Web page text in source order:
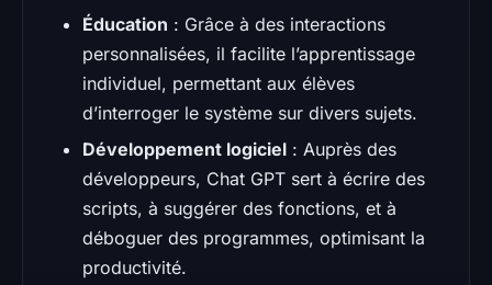
Éducation : Grâce à des interactions
personnalisées, il facilite l’apprentissage
individuel, permettant aux élèves
d’interroger le système sur divers sujets.
Développement logiciel : Auprès des
développeurs, Chat GPT sert à écrire des
scripts, à suggérer des fonctions, et à
déboguer des programmes, optimisant la
productivité.